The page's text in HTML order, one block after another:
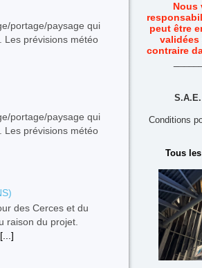
portage/paysage qui
Les prévisions météo
portage/paysage qui
Les prévisions météo
des Cerces et du
raison du projet.
[...]
Nous
peut être
validées
contraire
Conditions
Tous